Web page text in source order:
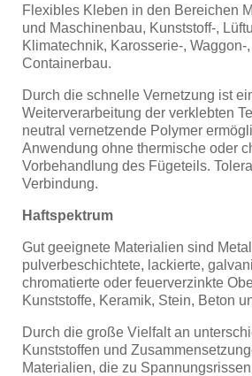
Flexibles Kleben in den Bereichen
und Maschinenbau, Kunststoff-,
Klimatechnik, Karosserie-, Waggon-
Containerbau.
Durch die schnelle Vernetzung ist
Weiterverarbeitung der verklebten
neutral vernetzende Polymer
Anwendung ohne thermische oder
Vorbehandlung des Fügeteils.
Verbindung.
Haftspektrum
Gut geeignete Materialien sind
pulverbeschichtete, lackierte,
chromatierte oder feuerverzinkte
Kunststoffe, Keramik, Stein, Beton
Durch die große Vielfalt an
Kunststoffen und
Materialien, die zu